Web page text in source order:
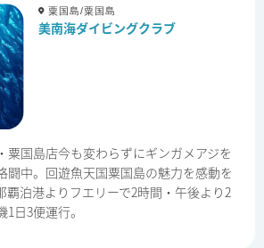
粟国島/粟国島
美南海ダイビングクラブ
粟国島店今も変わらずにギンガメアジを
闘中。回遊魚天国粟国島の魅力を感動を
覇泊港よりフエリーで2時間・午後より2
日3便運行。